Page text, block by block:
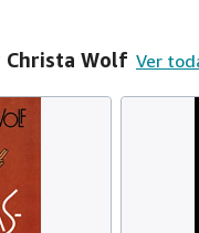
Wolf Ver